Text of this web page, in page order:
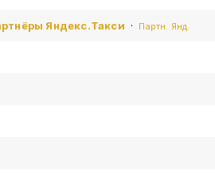
Яндекс.Такси · Партн. Янд.